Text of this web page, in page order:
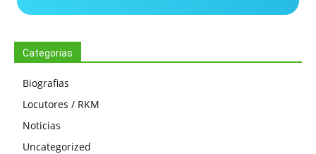
Categorias
Biografias
Locutores / RKM
Noticias
Uncategorized